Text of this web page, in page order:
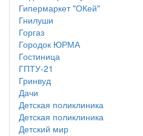
Гипермаркет "ОКей"
Гнилуши
Горгаз
Городок ЮРМА
Гостиница
ГПТУ-21
Гринвуд
Дачи
Детская поликлиника
Детская поликлиника
Детский мир